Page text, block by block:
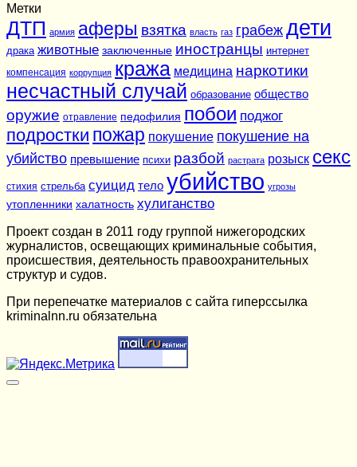
Метки
ДТП армия аферы взятка власть газ грабеж дети
драка животные заключенные иностранцы интернет
компенсация коррупция кража медицина наркотики
несчастный случай образование общество
оружие отравление педофилия побои поджог
подростки пожар покушение покушение на
убийство превышение психи разбой растрата розыск секс
стихия стрельба суицид тело убийство угрозы
утопленники халатность хулиганство
Проект создан в 2011 году группой нижегородских
журналистов, освещающих криминальные события,
происшествия, деятельность правоохранительных
структур и судов.
При перепечатке материалов c сайта гиперссылка
kriminalnn.ru обязательна